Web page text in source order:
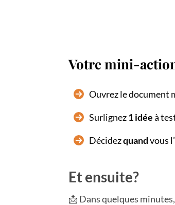
Votre mini-
Ouvrez le document
Surlignez1 idéeà
Décidezquandvous
Et ensuite?
📩 Dans quelques